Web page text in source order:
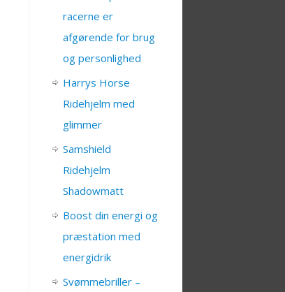
racerne er
afgørende for brug
og personlighed
Harrys Horse
Ridehjelm med
glimmer
Samshield
Ridehjelm
Shadowmatt
Boost din energi og
præstation med
energidrik
Svømmebriller –